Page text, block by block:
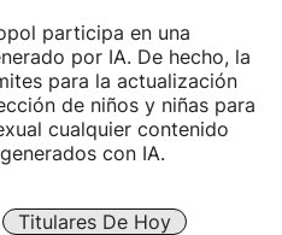
participa en una
por IA. De hecho, la
para la actualización
de niños y niñas para
cualquier contenido
con IA.
Titulares De Hoy